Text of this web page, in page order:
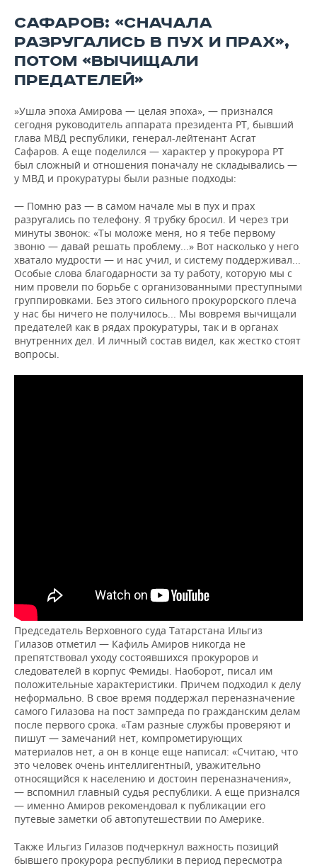
САФАРОВ: «СНАЧАЛА
РАЗРУГАЛИСЬ В ПУХ И ПРАХ»,
ПОТОМ «ВЫЧИЩАЛИ
ПРЕДАТЕЛЕЙ»
»Ушла эпоха Амирова — целая эпоха», — признался
сегодня руководитель аппарата президента РТ, бывший
глава МВД республики, генерал-лейтенант Асгат
Сафаров. А еще поделился — характер у прокурора РТ
был сложный и отношения поначалу не складывались —
у МВД и прокуратуры были разные подходы:
— Помню раз — в самом начале мы в пух и прах
разругались по телефону. Я трубку бросил. И через три
минуты звонок: «Ты моложе меня, но я тебе первому
звоню — давай решать проблему...» Вот насколько у него
хватало мудрости — и нас учил, и систему поддерживал...
Особые слова благодарности за ту работу, которую мы с
ним провели по борьбе с организованными преступными
группировками. Без этого сильного прокурорского плеча
у нас бы ничего не получилось... Мы вовремя вычищали
предателей как в рядах прокуратуры, так и в органах
внутренних дел. И личный состав видел, как жестко стоят
вопросы.
Председатель Верховного суда Татарстана Ильгиз
Гилазов отметил — Кафиль Амиров никогда не
препятствовал уходу состоявшихся прокуроров и
следователей в корпус Фемиды. Наоборот, писал им
положительные характеристики. Причем подходил к делу
неформально. В свое время поддержал переназначение
самого Гилазова на пост зампреда по гражданским делам
после первого срока. «Там разные службы проверяют и
пишут — замечаний нет, компрометирующих
материалов нет, а он в конце еще написал: «Считаю, что
это человек очень интеллигентный, уважительно
относящийся к населению и достоин переназначения»,
— вспомнил главный судья республики. А еще признался
— именно Амиров рекомендовал к публикации его
путевые заметки об автопутешествии по Америке.
Также Ильгиз Гилазов подчеркнул важность позиций
бывшего прокурора республики в период пересмотра